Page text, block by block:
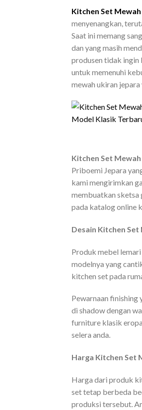
Kitchen Set
menyenangkan,
Saat ini memang
dan yang masih
produsen tidak ingin
untuk memenuhi
mewah ukiran
Kitchen Set
Priboemi Jepara
kami mengirimkan
membuatkan sketsa
pada katalog online
Desain Kitchen
Produk mebel lemari
modelnya yang
kitchen set pada
Pewarnaan finishing
di shadow dengan
furniture klasik
selera anda.
Harga Kitchen Set
Harga dari produk
set tetap berbeda
produksi tersebut.